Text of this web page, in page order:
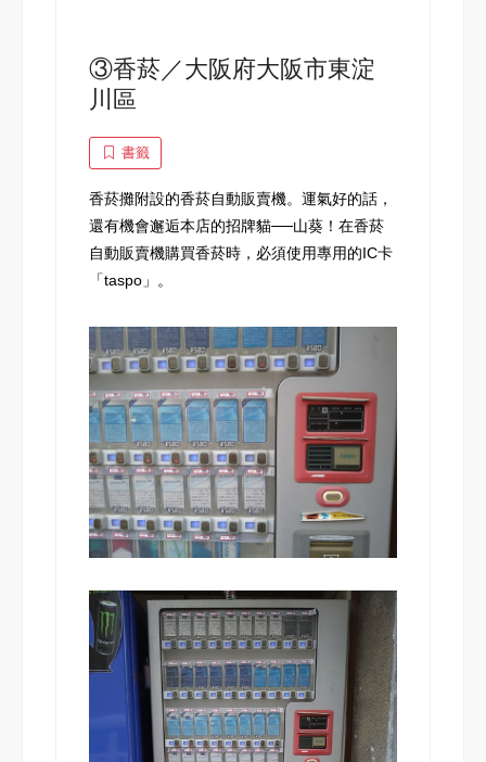
③香菸／大阪府大阪市東淀
川區
書籤
香菸攤附設的香菸自動販賣機。運氣好的話，
還有機會邂逅本店的招牌貓──山葵！在香菸
自動販賣機購買香菸時，必須使用專用的IC卡
「taspo」。